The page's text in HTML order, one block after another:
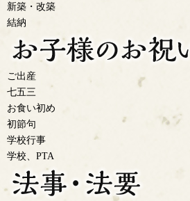
新築・改築
結納
ご出産
七五三
お食い初め
初節句
学校行事
学校、PTA